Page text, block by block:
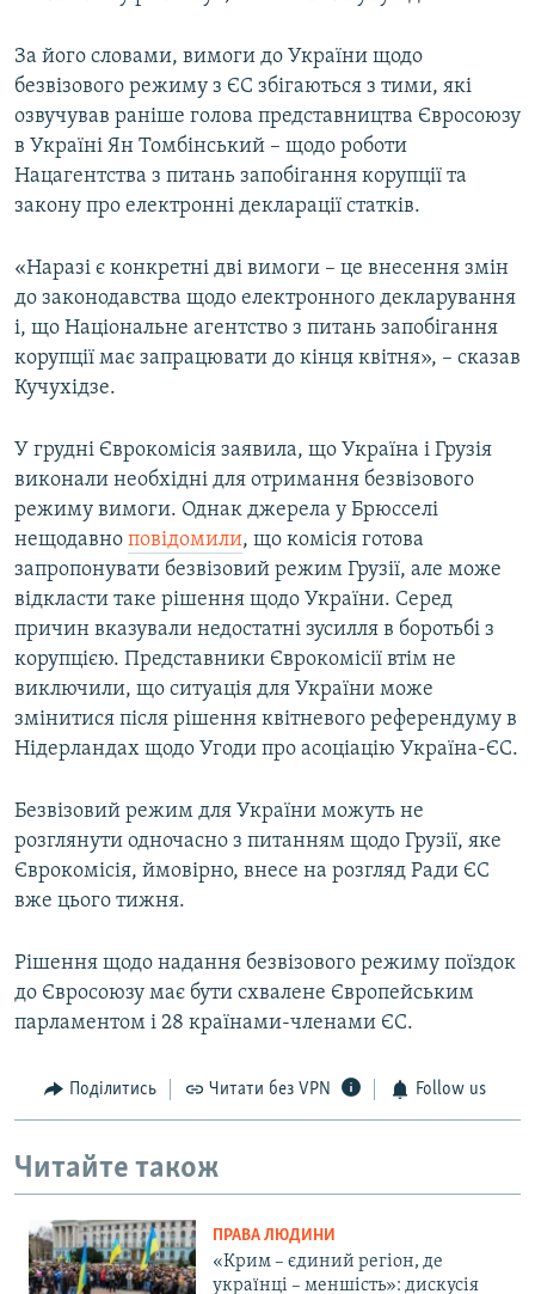
За його словами, вимоги до України щодо
безвізового режиму з ЄС збігаються з тими, які
озвучував раніше голова представництва Євросоюзу
в Україні Ян Томбінський – щодо роботи
Нацагентства з питань запобігання корупції та
закону про електронні декларації статків.
«Наразі є конкретні дві вимоги – це внесення змін
до законодавства щодо електронного декларування
і, що Національне агентство з питань запобігання
корупції має запрацювати до кінця квітня», – сказав
Кучухідзе.
У грудні Єврокомісія заявила, що Україна і Грузія
виконали необхідні для отримання безвізового
режиму вимоги. Однак джерела у Брюсселі
нещодавно повідомили, що комісія готова
запропонувати безвізовий режим Грузії, але може
відкласти таке рішення щодо України. Серед
причин вказували недостатні зусилля в боротьбі з
корупцією. Представники Єврокомісії втім не
виключили, що ситуація для України може
змінитися після рішення квітневого референдуму в
Нідерландах щодо Угоди про асоціацію Україна-ЄС.
Безвізовий режим для України можуть не
розглянути одночасно з питанням щодо Грузії, яке
Єврокомісія, ймовірно, внесе на розгляд Ради ЄС
вже цього тижня.
Рішення щодо надання безвізового режиму поїздок
до Євросоюзу має бути схвалене Європейським
парламентом і 28 країнами-членами ЄС.
Поділитись Читати без VPN Follow us
Читайте також
ПРАВА ЛЮДИНИ
«Крим – єдиний регіон, де
українці – меншість»: дискусія